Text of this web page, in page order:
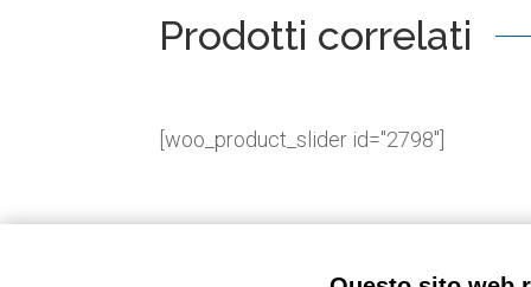
Prodotti correlati
[woo_product_slider id="2798"]